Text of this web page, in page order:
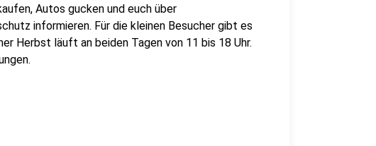
Autos gucken und euch über
informieren. Für die kleinen Besucher gibt es
Herbst läuft an beiden Tagen von 11 bis 18 Uhr.